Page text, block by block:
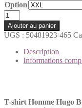
Option
quantité
de
T-
shirt
Homme
Hugo
Ajouter au panier
UGS : 50481923-465
Description
Informations
T-shirt Homme Hugo